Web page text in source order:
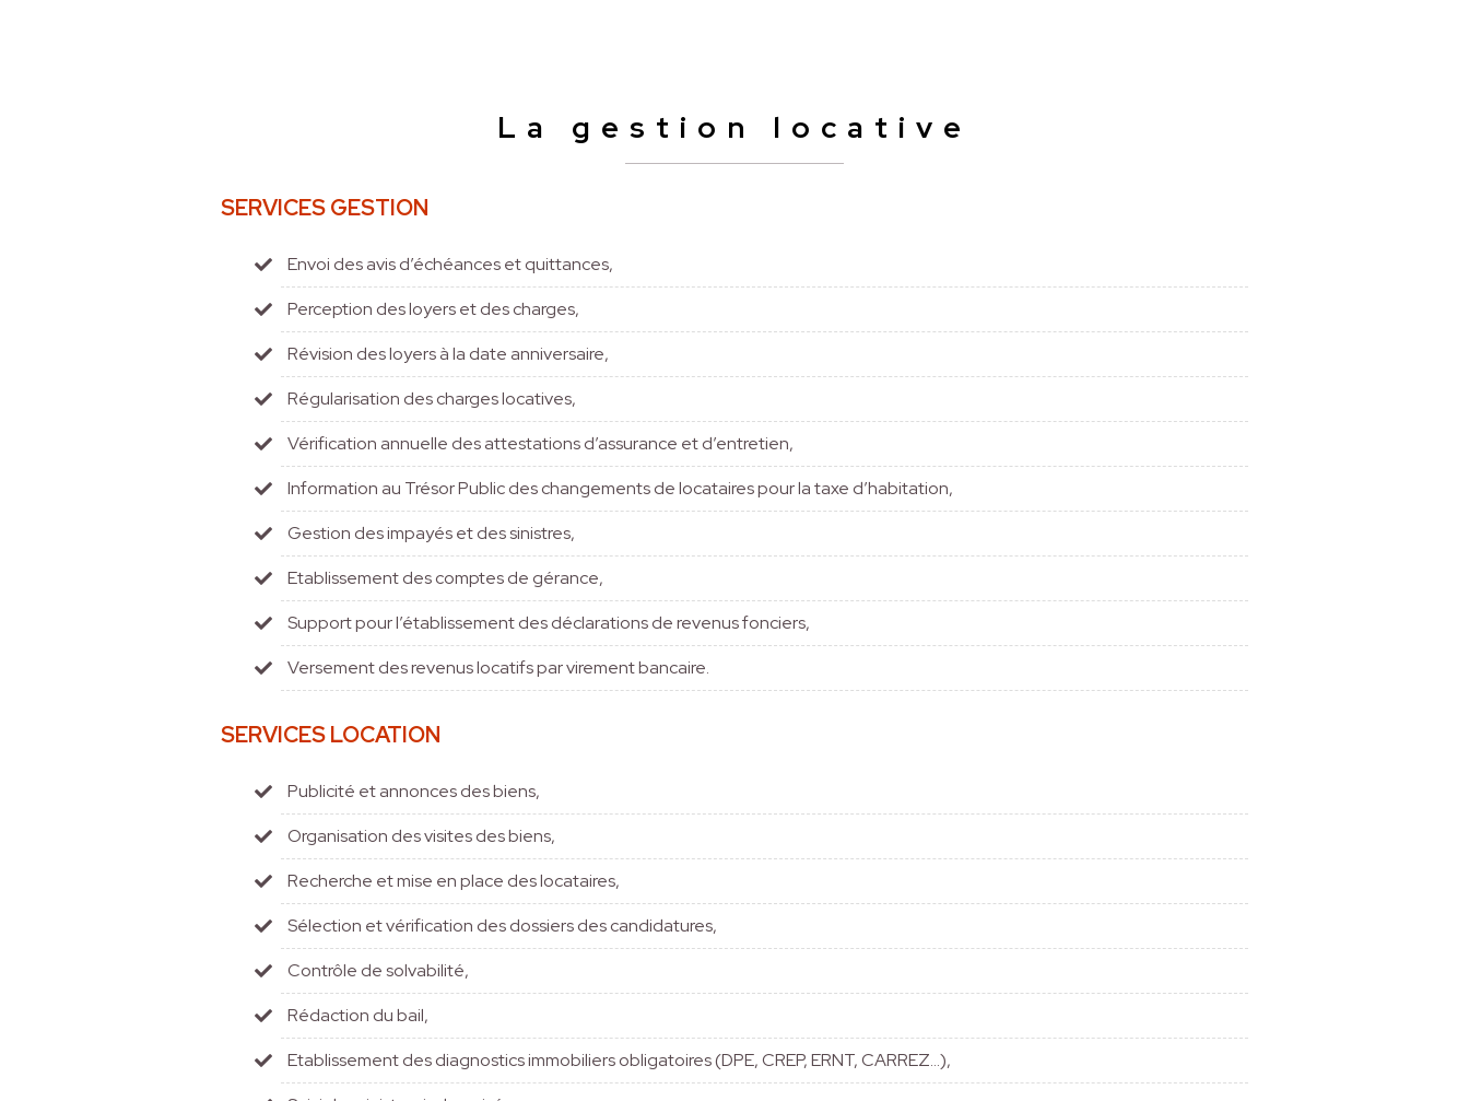
La gestion locative
SERVICES GESTION
Envoi des avis d’échéances et quittances,
Perception des loyers et des charges,
Révision des loyers à la date anniversaire,
Régularisation des charges locatives,
Vérification annuelle des attestations d’assurance et d’entretien,
Information au Trésor Public des changements de locataires pour la taxe d’habitation,
Gestion des impayés et des sinistres,
Etablissement des comptes de gérance,
Support pour l’établissement des déclarations de revenus fonciers,
Versement des revenus locatifs par virement bancaire.
SERVICES LOCATION
Publicité et annonces des biens,
Organisation des visites des biens,
Recherche et mise en place des locataires,
Sélection et vérification des dossiers des candidatures,
Contrôle de solvabilité,
Rédaction du bail,
Etablissement des diagnostics immobiliers obligatoires (DPE, CREP, ERNT, CARREZ…),